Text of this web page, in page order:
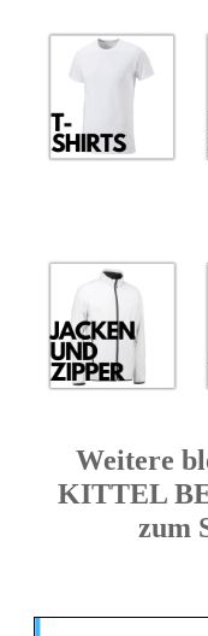
Weitere
KITTEL
zum